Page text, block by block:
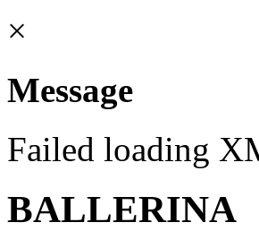
×
Message
Failed loading
BALLERINA